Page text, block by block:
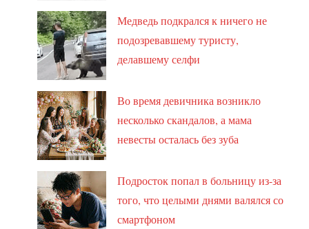
Медведь подкрался к ничего не
подозревавшему туристу,
делавшему селфи
Во время девичника возникло
несколько скандалов, а мама
невесты осталась без зуба
Подросток попал в больницу из-за
того, что целыми днями валялся со
смартфоном